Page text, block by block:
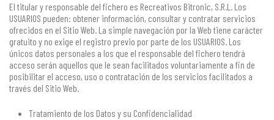
El titular y responsable del fichero es Recreativos Bitronic, S.R.L. Los
USUARIOS pueden: obtener información, consultar y contratar servicios
ofrecidos en el Sitio Web. La simple navegación por la Web tiene carácter
gratuito y no exige el registro previo por parte de los USUARIOS. Los
únicos datos personales a los que el responsable del fichero tendrá
acceso serán aquellos que le sean facilitados voluntariamente a fin de
posibilitar el acceso, uso o contratación de los servicios facilitados a
través del Sitio Web.
Tratamiento de los Datos y su Confidencialidad